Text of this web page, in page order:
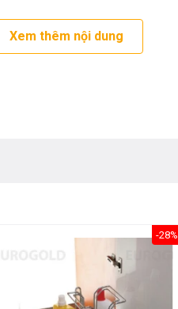
Xem thêm nội dung
-28%